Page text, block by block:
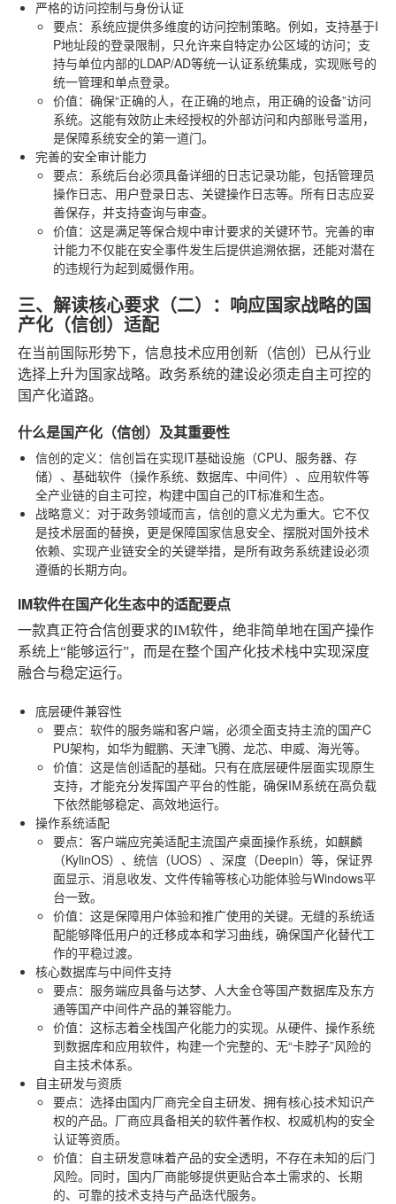
严格的访问控制与身份认证
要点：系统应提供多维度的访问控制策略。例如，支持基于I
P地址段的登录限制，只允许来自特定办公区域的访问；支
持与单位内部的LDAP/AD等统一认证系统集成，实现账号的
统一管理和单点登录。
价值：确保“正确的人，在正确的地点，用正确的设备”访问
系统。这能有效防止未经授权的外部访问和内部账号滥用，
是保障系统安全的第一道门。
完善的安全审计能力
要点：系统后台必须具备详细的日志记录功能，包括管理员
操作日志、用户登录日志、关键操作日志等。所有日志应妥
善保存，并支持查询与审查。
价值：这是满足等保合规中审计要求的关键环节。完善的审
计能力不仅能在安全事件发生后提供追溯依据，还能对潜在
的违规行为起到威慑作用。
三、解读核心要求（二）：响应国家战略的国
产化（信创）适配
在当前国际形势下，信息技术应用创新（信创）已从行业
选择上升为国家战略。政务系统的建设必须走自主可控的
国产化道路。
什么是国产化（信创）及其重要性
信创的定义 ：信创旨在实现IT基础设施（CPU、服务器、存
储）、基础软件（操作系统、数据库、中间件）、应用软件等
全产业链的自主可控，构建中国自己的IT标准和生态。
战略意义 ：对于政务领域而言，信创的意义尤为重大。它不仅
是技术层面的替换，更是保障国家信息安全、摆脱对国外技术
依赖、实现产业链安全的关键举措，是所有政务系统建设必须
遵循的长期方向。
IM软件在国产化生态中的适配要点
一款真正符合信创要求的IM软件，绝非简单地在国产操作
系统上“能够运行”，而是在整个国产化技术栈中实现深度
融合与稳定运行。
底层硬件兼容性
要点：软件的服务端和客户端，必须全面支持主流的国产C
PU架构，如华为鲲鹏、天津飞腾、龙芯、申威、海光等。
价值：这是信创适配的基础。只有在底层硬件层面实现原生
支持，才能充分发挥国产平台的性能，确保IM系统在高负载
下依然能够稳定、高效地运行。
操作系统适配
要点：客户端应完美适配主流国产桌面操作系统，如麒麟
（KylinOS）、统信（UOS）、深度（Deepin）等，保证界
面显示、消息收发、文件传输等核心功能体验与Windows平
台一致。
价值：这是保障用户体验和推广使用的关键。无缝的系统适
配能够降低用户的迁移成本和学习曲线，确保国产化替代工
作的平稳过渡。
核心数据库与中间件支持
要点：服务端应具备与达梦、人大金仓等国产数据库及东方
通等国产中间件产品的兼容能力。
价值：这标志着全栈国产化能力的实现。从硬件、操作系统
到数据库和应用软件，构建一个完整的、无“卡脖子”风险的
自主技术体系。
自主研发与资质
要点：选择由国内厂商完全自主研发、拥有核心技术知识产
权的产品。厂商应具备相关的软件著作权、权威机构的安全
认证等资质。
价值：自主研发意味着产品的安全透明，不存在未知的后门
风险。同时，国内厂商能够提供更贴合本土需求的、长期
的、可靠的技术支持与产品迭代服务。